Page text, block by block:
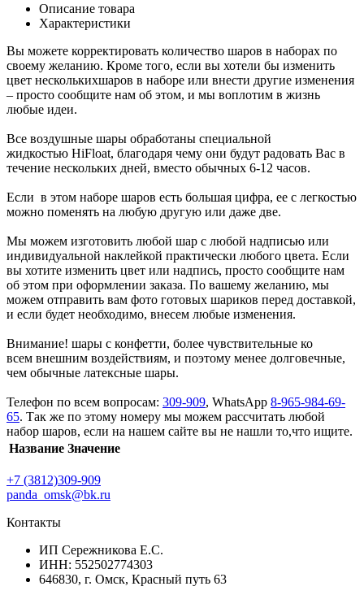
Описание товара
Характеристики
Вы можете корректировать количество шаров в наборах по
своему желанию. Кроме того, если вы хотели бы изменить
цвет несколькихшаров в наборе или внести другие изменения
– просто сообщите нам об этом, и мы воплотим в жизнь
любые идеи.
Все воздушные шары обработаны специальной
жидкостью HiFloat, благодаря чему они будут радовать Вас в
течение нескольких дней, вместо обычных 6-12 часов.
Если в этом наборе шаров есть большая цифра, ее с легкостью
можно поменять на любую другую или даже две.
Мы можем изготовить любой шар с любой надписью или
индивидуальной наклейкой практически любого цвета. Если
вы хотите изменить цвет или надпись, просто сообщите нам
об этом при оформлении заказа. По вашему желанию, мы
можем отправить вам фото готовых шариков перед доставкой,
и если будет необходимо, внесем любые изменения.
Внимание! шары с конфетти, более чувствительные ко
всем внешним воздействиям, и поэтому менее долговечные,
чем обычные латексные шары.
Телефон по всем вопросам: 309-909, WhatsApp 8-965-984-69-
65. Так же по этому номеру мы можем рассчитать любой
набор шаров, если на нашем сайте вы не нашли то,что ищите.
Название Значение
+7 (3812)309-909
panda_omsk@bk.ru
Контакты
ИП Сережникова Е.С.
ИНН: 552502774303
646830, г. Омск, Красный путь 63